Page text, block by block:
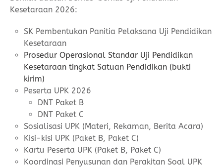
Kesetaraan 2026:
SK Pembentukan Panitia Pelaksana Uji Pendidikan
Kesetaraan
Prosedur Operasional Standar Uji Pendidikan
Kesetaraan tingkat Satuan Pendidikan (bukti
kirim)
Peserta UPK 2026
DNT Paket B
DNT Paket C
Sosialisasi UPK (Materi, Rekaman, Berita Acara)
Kisi-kisi UPK (Paket B, Paket C)
Kartu Peserta UPK (Paket B, Paket C)
Koordinasi Penyusunan dan Perakitan Soal UPK